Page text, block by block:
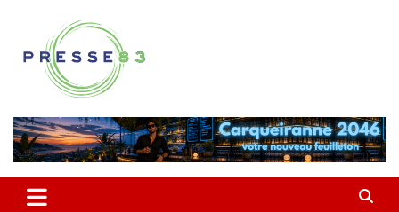
contenu
Presse 83